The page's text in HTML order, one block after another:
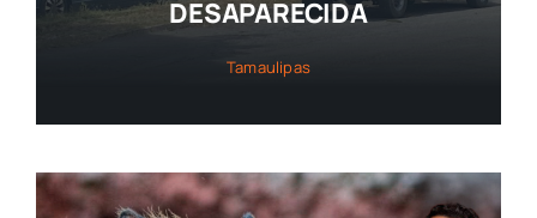
DESAPARECIDA
Tamaulipas